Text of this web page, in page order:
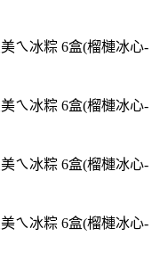
ㄟ冰粽 6盒(榴槤冰心-
ㄟ冰粽 6盒(榴槤冰心-
ㄟ冰粽 6盒(榴槤冰心-
ㄟ冰粽 6盒(榴槤冰心-